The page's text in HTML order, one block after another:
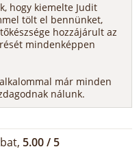
hogy kiemelte Judit
tölt el bennünket,
hozzájárult az
mindenképpen
már minden
nálunk.
5.00 / 5